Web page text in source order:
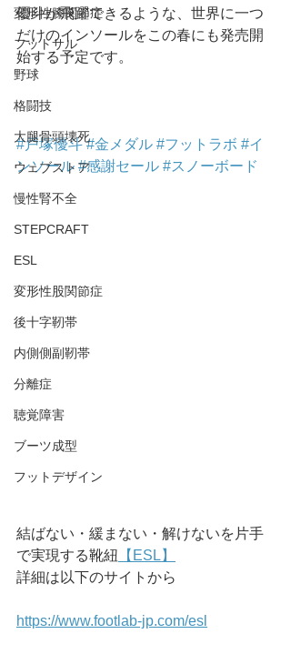
変形性膝関節症
フットサル
野球
格闘技
大腿骨頭壊死
ウェブストア
慢性腎不全
STEPCRAFT
ESL
変形性股関節症
後十字靭帯
内側側副靭帯
分離症
聴覚障害
ブーツ成型
フットデザイン
優斗が飛躍できるような、世界に一つ
だけのインソールをこの春にも発売開
始する予定です。
#戸塚優斗 #金メダル #フットラボ #イ
ンソール #感謝セール #スノーボード
結ばない・緩まない・解けないを片手
で実現する靴紐 【ESL】
詳細は以下のサイトから
https://www.footlab-jp.com/esl